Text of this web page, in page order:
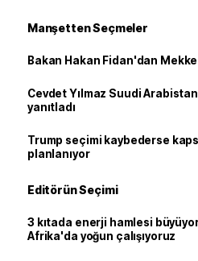
Manşetten Seçmeler
Bakan Hakan Fidan'dan Mekke
Cevdet Yılmaz Suudi
yanıtladı
Trump seçimi kaybederse
planlanıyor
Editörün Seçimi
3 kıtada enerji hamlesi
Afrika'da yoğun çalışıyoruz